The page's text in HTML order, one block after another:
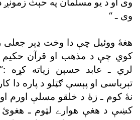
وى او د يو مسلمان په حېث زمونږ
وى ـ “
هغۀ ووئيل چې دا وخت ډېر جعلى
کوي چې د مذهب او قرآن حکيم
لري ـ عابد حسېن زياته کړه
تېرباسى او پېسې ګټلو د پاره دا
نۀ کوم ـ زۀ د خلقو مسلې اورم
کښې د هغې هوارے لټوم ـ هغوئ